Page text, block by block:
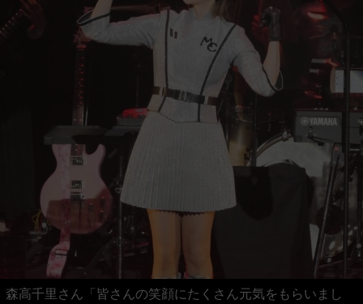
森高千里さん「皆さんの笑顔にたくさん元気をもらいまし